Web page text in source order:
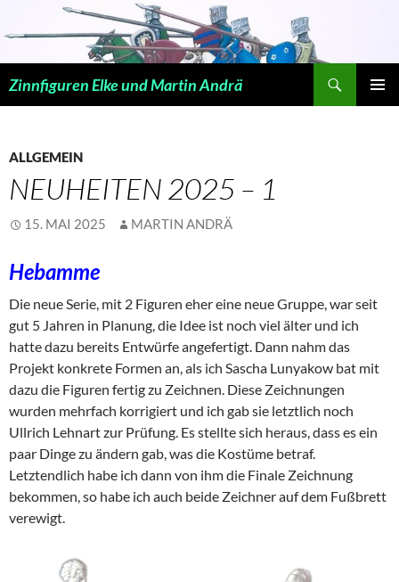
Inhalt
Zinnfiguren Elke und Martin Andrä
ALLGEMEIN
NEUHEITEN 2025 – 1
15. MAI 2025 MARTIN ANDRÄ
Hebamme
Die neue Serie, mit 2 Figuren eher eine neue Gruppe, war seit
gut 5 Jahren in Planung, die Idee ist noch viel älter und ich
hatte dazu bereits Entwürfe angefertigt. Dann nahm das
Projekt konkrete Formen an, als ich Sascha Lunyakow bat mit
dazu die Figuren fertig zu Zeichnen. Diese Zeichnungen
wurden mehrfach korrigiert und ich gab sie letztlich noch
Ullrich Lehnart zur Prüfung. Es stellte sich heraus, dass es ein
paar Dinge zu ändern gab, was die Kostüme betraf.
Letztendlich habe ich dann von ihm die Finale Zeichnung
bekommen, so habe ich auch beide Zeichner auf dem Fußbrett
verewigt.